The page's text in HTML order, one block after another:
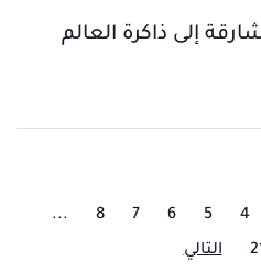
إلى ذاكرة العالم
4
5
6
7
8
...
التالي